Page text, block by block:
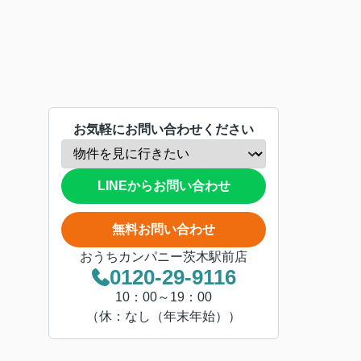
お気軽にお問い合わせください
LINEからお問い合わせ
無料お問い合わせ
おうちカンパニー茨木駅前店
0120-29-9116
10：00～19：00
（休：なし（年末年始））